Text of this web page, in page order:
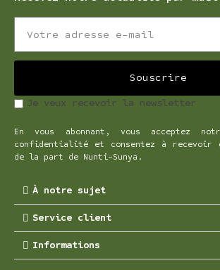
Souscrire
Je veux recevoir la newsletter
En vous abonnant, vous acceptez
confidentialité et consentez à recevoir
de la part de Nunti-Sunya.
À notre sujet
Service client
Informations